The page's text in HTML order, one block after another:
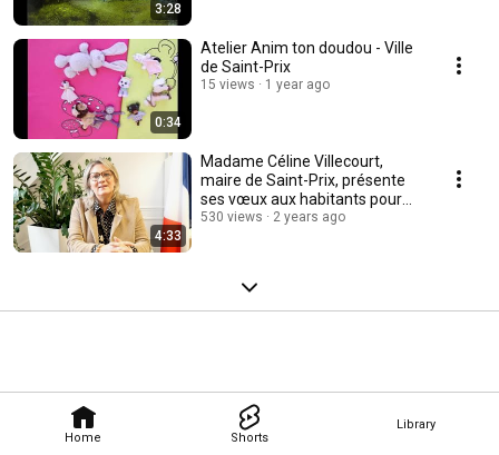
Home Shorts
Library
3:28
0:34
Atelier Anim ton doudou - Ville
de Saint-Prix
15 views 1 year ago
4:33
Madame Céline Villecourt,
maire de Saint-Prix, présente
ses vœux aux habitants pour
2024.
530 views 2 years ago